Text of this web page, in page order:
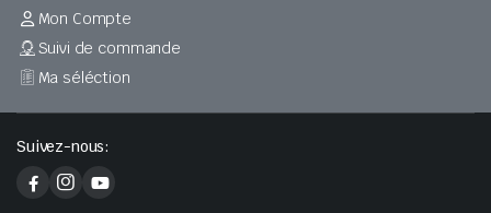
Mon Compte
Suivi de commande
Ma séléction
Suivez-nous: